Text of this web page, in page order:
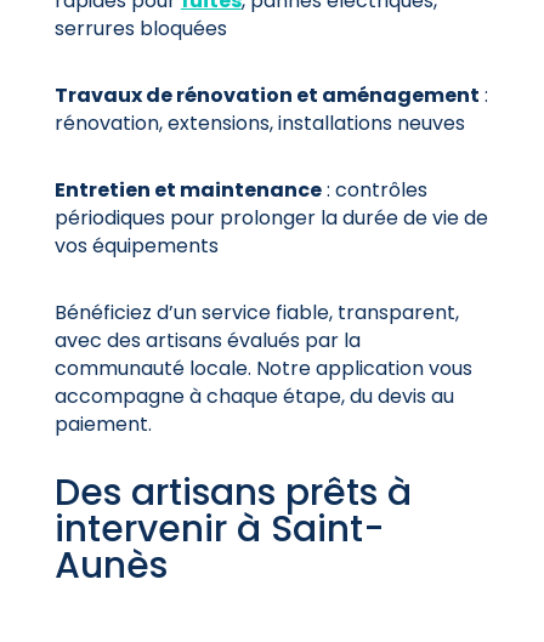
serrures bloquées
Travaux de rénovation et aménagement :
rénovation, extensions, installations neuves
Entretien et maintenance: contrôles
périodiques pour prolonger la durée de vie de
vos équipements
Bénéficiez d’un service fiable, transparent,
avec des artisans évalués par la
communauté locale. Notre application vous
accompagne à chaque étape, du devis au
paiement.
Des artisans prêts à
intervenir à Saint-
Aunès